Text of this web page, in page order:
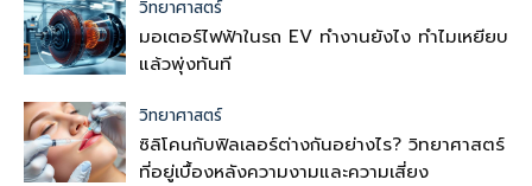
วิทยาศาสตร์
มอเตอร์ไฟฟ้าในรถ EV ทำงานยังไง ทำไมเหยียบ
แล้วพุ่งทันที
วิทยาศาสตร์
ซิลิโคนกับฟิลเลอร์ต่างกันอย่างไร? วิทยาศาสตร์
ที่อยู่เบื้องหลังความงามและความเสี่ยง